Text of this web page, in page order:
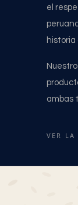
el
historia
ambas
VER LA